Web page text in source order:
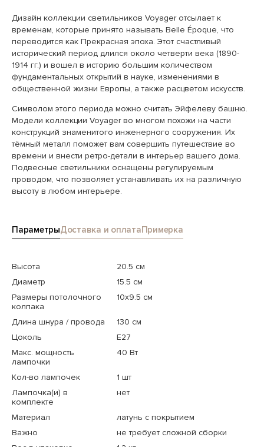
Дизайн коллекции светильников Voyager отсылает к
временам, которые принято называть Belle Époque, что
переводится как Прекрасная эпоха. Этот счастливый
исторический период длился около четверти века (1890-
1914 гг.) и вошел в историю большим количеством
фундаментальных открытий в науке, изменениями в
общественной жизни Европы, а также расцветом искусств.
Символом этого периода можно считать Эйфелеву башню.
Модели коллекции Voyager во многом похожи на части
конструкций знаменитого инженерного сооружения. Их
тёмный металл поможет вам совершить путешествие во
времени и внести ретро-детали в интерьер вашего дома.
Подвесные светильники оснащены регулируемым
проводом, что позволяет устанавливать их на различную
высоту в любом интерьере.
ПараметрыДоставка и оплатаПримерка
Высота
20.5 см
Диаметр
15.5 см
Размеры потолочного
колпака
10x9.5 см
Длина шнура / провода
130 см
Цоколь
E27
Макс. мощность
лампочки
40 Вт
Кол-во лампочек
1 шт
Лампочка(и) в
комплекте
нет
Материал
латунь с покрытием
Важно
не требует сложной сборки